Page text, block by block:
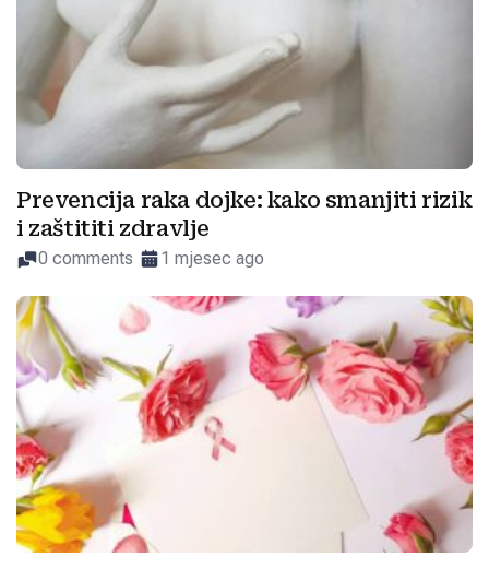
Prevencija raka dojke: kako smanjiti rizik
i zaštititi zdravlje
0 comments 1 mjesec ago